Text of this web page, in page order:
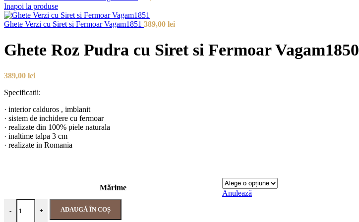
Inapoi la produse
Ghete Verzi cu Siret si Fermoar Vagam1851 389,00 lei
Ghete Roz Pudra cu Siret si Fermoar Vagam1850
389,00 lei
Specificatii:
· interior calduros , imblanit
· sistem de inchidere cu fermoar
· realizate din 100% piele naturala
· inaltime talpa 3 cm
· realizate in Romania
Mărime
Anulează
- + ADAUGĂ ÎN COȘ